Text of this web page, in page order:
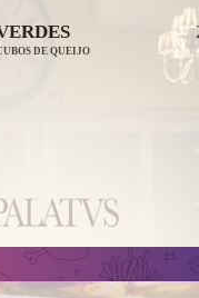
DE QUEIJO